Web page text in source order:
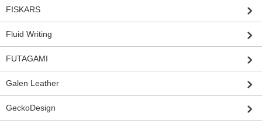
FISKARS
Fluid Writing
FUTAGAMI
Galen Leather
GeckoDesign